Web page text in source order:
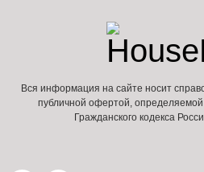
Вся информация на сайте носит
публичной офертой,
Гражданского кодекса